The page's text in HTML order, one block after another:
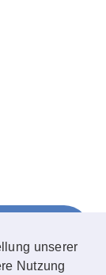
unserer
Nutzung